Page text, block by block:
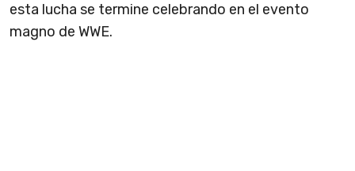
esta lucha se termine celebrando en el evento
magno de WWE.